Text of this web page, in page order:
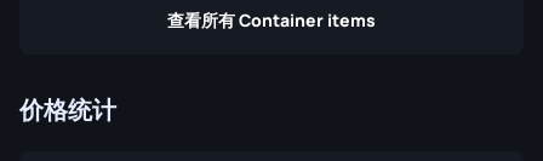
查看所有 Container items
价格统计